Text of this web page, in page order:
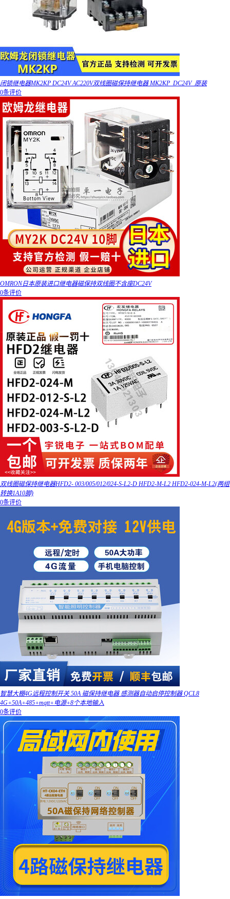
闭锁继电器MK2KP DC24V AC220V双线圈磁保持继电器 MK2KP_DC24V_原装
0条评价
OMRON日本原装进口继电器磁保持双线圈不含座DC24V
0条评价
双线圈磁保持继电器HFD2- 003/005/012/024-S-L2-D HFD2-M-L2 HFD2-024-M-L2(两组
转换1A10脚)
0条评价
智慧大棚4G远程控制开关 50A 磁保持继电器 感测器自动启停控制器 QCL8
4G+50A+485+mqtt+电源+8个本地输入
0条评价